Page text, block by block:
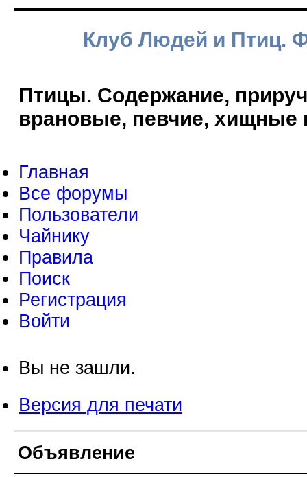
Клуб Людей и Птиц.
Птицы. Содержание,
врановые, певчие, хищные
Главная
Все форумы
Пользователи
Чайнику
Правила
Поиск
Регистрация
Войти
Вы не зашли.
Версия для печати
Объявление